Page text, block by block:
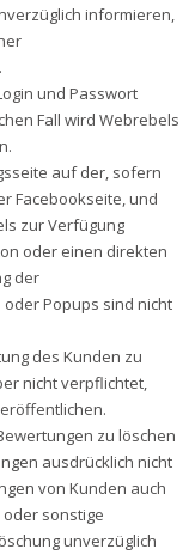
informieren,
und Passwort
Fall wird Webrebels
auf der, sofern
Facebookseite, und
zur Verfügung
oder einen direkten
der
Popups sind nicht
des Kunden zu
nicht verpflichtet,
zu löschen
ausdrücklich nicht
von Kunden auch
sonstige
unverzüglich